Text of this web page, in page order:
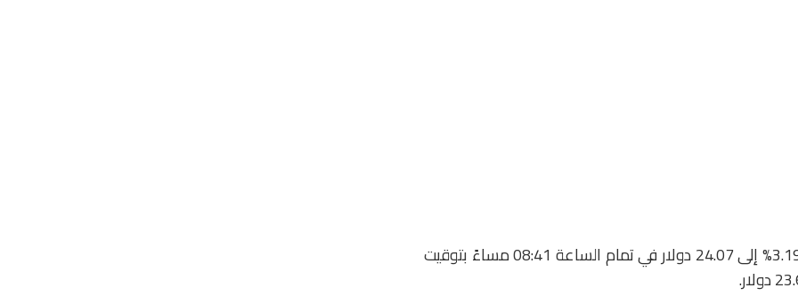
وعقب نشر الصحيفة للتقرير، تراجع سهم «فايزر» بنسبة 3.19% إلى 24.07 دولار في تمام الساعة 08:41 مساءً بتوقيت